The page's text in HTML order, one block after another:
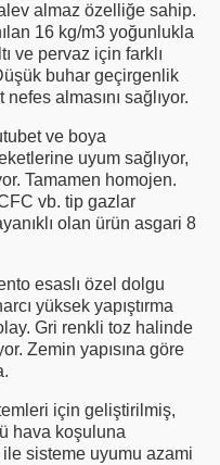
almaz özelliğe sahip.
16 kg/m3 yoğunlukla
ve pervaz için farklı
buhar geçirgenlik
almasını sağlıyor.
ve boya
uyum sağlıyor,
Tamamen homojen.
vb. tip gazlar
olan ürün asgari 8
esaslı özel dolgu
yüksek yapıştırma
Gri renkli toz halinde
Zemin yapısına göre
için geliştirilmiş,
hava koşuluna
ile sisteme uyumu azami